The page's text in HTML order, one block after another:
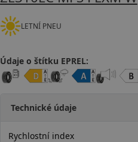
LETNÍ PNEU
Údaje o štítku EPREL:
Technické údaje
Rychlostní index